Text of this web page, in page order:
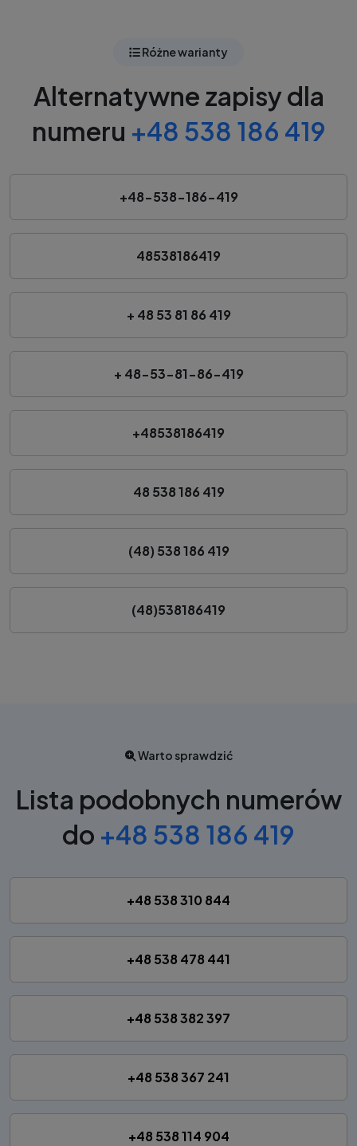
Różne warianty
Alternatywne zapisy dla
numeru +48 538 186 419
+48-538-186-419
48538186419
+ 48 53 81 86 419
+ 48-53-81-86-419
+48538186419
48 538 186 419
(48) 538 186 419
(48)538186419
Warto sprawdzić
Lista podobnych numerów
do +48 538 186 419
+48 538 310 844
+48 538 478 441
+48 538 382 397
+48 538 367 241
+48 538 114 904